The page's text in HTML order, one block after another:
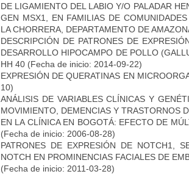
DE LIGAMIENTO DEL LABIO Y/O PALADAR
GEN MSX1, EN FAMILIAS DE
LA CHORRERA, DEPARTAMENTO DE
DESCRIPCIÓN DE PATRONES DE
DESARROLLO HIPOCAMPO DE POLLO
HH 40 (Fecha de inicio: 2014-09-22)
EXPRESIÓN DE QUERATINAS EN
10)
ANÁLISIS DE VARIABLES CLÍNICAS Y
MOVIMIENTO, DEMENCIAS Y TRASTORNOS
EN LA CLÍNICA EN BOGOTÁ: EFECTO DE
(Fecha de inicio: 2006-08-28)
PATRONES DE EXPRESIÓN DE NOTCH1,
NOTCH EN PROMINENCIAS FACIALES DE
(Fecha de inicio: 2011-03-28)